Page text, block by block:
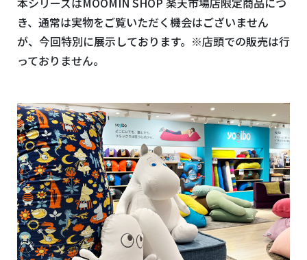
き、通常は実物をご覧いただく機会はございません
が、今回特別に展示しております。※店頭での販売は行
っておりません。